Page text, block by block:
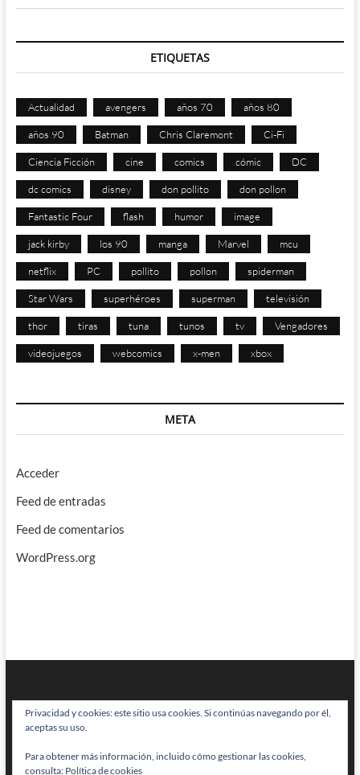
ETIQUETAS
Actualidad avengers años 70 años 80
años 90 Batman Chris Claremont Ci-Fi
Ciencia Ficción cine comics cómic DC
dc comics disney don pollito don pollon
Fantastic Four flash humor image
jack kirby los 90 manga Marvel mcu
netflix PC pollito pollon spiderman
Star Wars superhéroes superman televisión
thor tiras tuna tunos tv Vengadores
videojuegos webcomics x-men xbox
META
Acceder
Feed de entradas
Feed de comentarios
WordPress.org
BRAINSTOMPING| Diseñado por:Theme Freesia|WordPress| © Todos
Privacidad y cookies: este sitio usa cookies. Si continúas navegando por él,
aceptas su uso.
Para obtener más información, incluido cómo gestionar las cookies,
consulta: Política de cookies